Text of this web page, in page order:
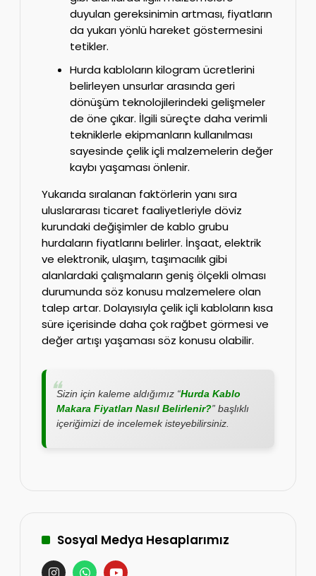
duyulan gereksinimin artması, fiyatların
da yukarı yönlü hareket göstermesini
tetikler.
Hurda kabloların kilogram ücretlerini
belirleyen unsurlar arasında geri
dönüşüm teknolojilerindeki gelişmeler
de öne çıkar. İlgili süreçte daha verimli
tekniklerle ekipmanların kullanılması
sayesinde çelik içli malzemelerin değer
kaybı yaşaması önlenir.
Yukarıda sıralanan faktörlerin yanı sıra
uluslararası ticaret faaliyetleriyle döviz
kurundaki değişimler de kablo grubu
hurdaların fiyatlarını belirler. İnşaat, elektrik
ve elektronik, ulaşım, taşımacılık gibi
alanlardaki çalışmaların geniş ölçekli olması
durumunda söz konusu malzemelere olan
talep artar. Dolayısıyla çelik içli kabloların kısa
süre içerisinde daha çok rağbet görmesi ve
değer artışı yaşaması söz konusu olabilir.
Sizin için kaleme aldığımız “Hurda Kablo
Makara Fiyatları Nasıl Belirlenir?” başlıklı
içeriğimizi de incelemek isteyebilirsiniz.
Sosyal Medya Hesaplarımız